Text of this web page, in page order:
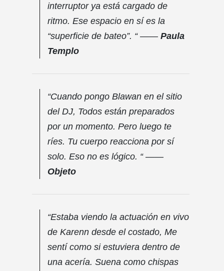
interruptor ya está cargado de
ritmo. Ese espacio en sí es la
“superficie de bateo”. “ —— Paula
Templo
“Cuando pongo Blawan en el sitio
del DJ, Todos están preparados
por un momento. Pero luego te
ríes. Tu cuerpo reacciona por sí
solo. Eso no es lógico. “ ——
Objeto
“Estaba viendo la actuación en vivo
de Karenn desde el costado, Me
sentí como si estuviera dentro de
una acería. Suena como chispas